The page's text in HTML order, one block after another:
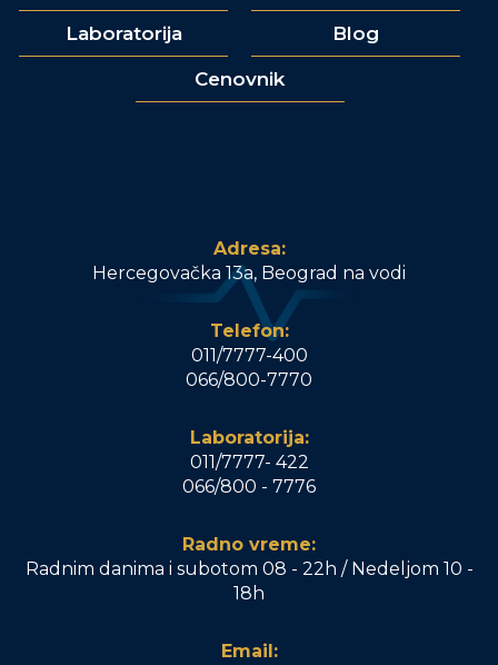
Laboratorija Blog
Cenovnik
Adresa:
Hercegovačka 13a, Beograd na vodi
Telefon:
011/7777-400
066/800-7770
Laboratorija:
011/7777- 422
066/800 - 7776
Radno vreme:
Radnim danima i subotom 08 - 22h / Nedeljom 10 -
18h
Email: